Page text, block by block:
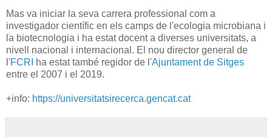
Mas va iniciar la seva carrera professional com a
investigador científic en els camps de l'ecologia microbiana i
la biotecnologia i ha estat docent a diverses universitats, a
nivell nacional i internacional. El nou director general de
l'FCRI ha estat també regidor de l'Ajuntament de Sitges
entre el 2007 i el 2019.
+info: https://universitatsirecerca.gencat.cat